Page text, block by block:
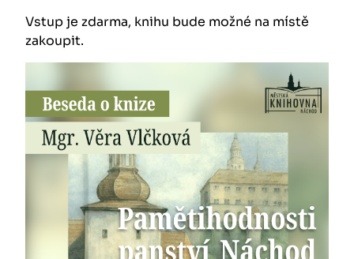
Vstup je zdarma, knihu bude možné na místě
zakoupit.